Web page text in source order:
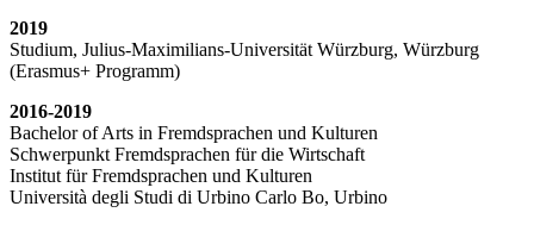
2019
Studium, Julius-Maximilians-Universität Würzburg, Würzburg
(Erasmus+ Programm)
2016-2019
Bachelor of Arts in Fremdsprachen und Kulturen
Schwerpunkt Fremdsprachen für die Wirtschaft
Institut für Fremdsprachen und Kulturen
Università degli Studi di Urbino Carlo Bo, Urbino